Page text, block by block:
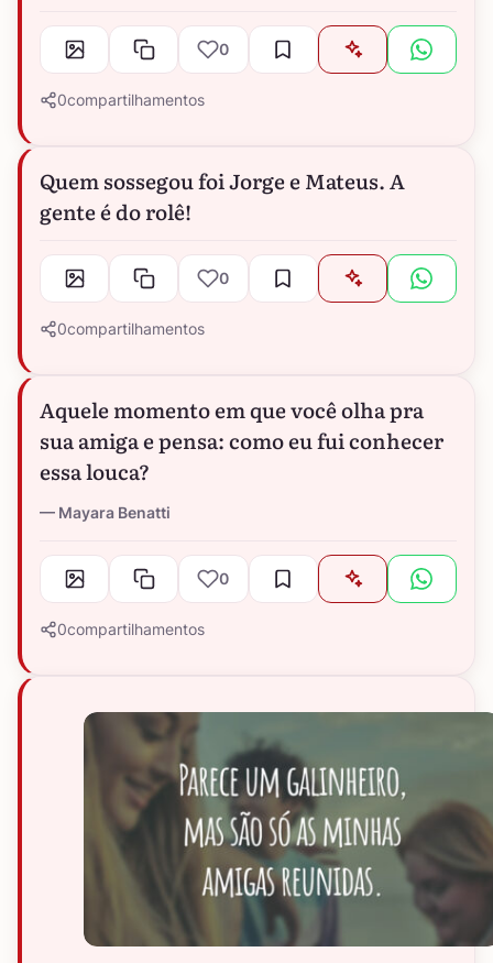
0
0compartilhamentos
Quem sossegou foi Jorge e Mateus. A
gente é do rolê!
0
0compartilhamentos
Aquele momento em que você olha pra
sua amiga e pensa: como eu fui conhecer
essa louca?
Mayara Benatti
0
0compartilhamentos